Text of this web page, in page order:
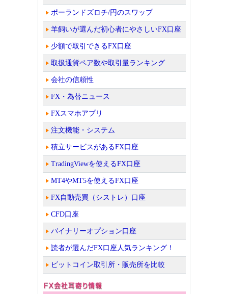
ポーランドズロチ/円のスワップ
羊飼いが選んだ初心者にやさしいFX口座
少額で取引できるFX口座
取扱通貨ペア数や取引量ランキング
会社の信頼性
FX・為替ニュース
FXスマホアプリ
注文機能・システム
積立サービスがあるFX口座
TradingViewを使えるFX口座
MT4やMT5を使えるFX口座
FX自動売買（シストレ）口座
CFD口座
バイナリーオプション口座
読者が選んだFX口座人気ランキング！
ビットコイン取引所・販売所を比較